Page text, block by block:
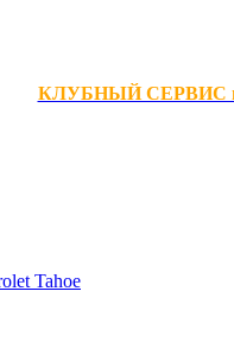
КЛУБНЫЙ СЕРВИС в
Tahoe